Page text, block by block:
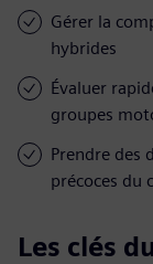
Gérer la
hybrides
Évaluer
groupes
Prendre des
précoces du
Les clés